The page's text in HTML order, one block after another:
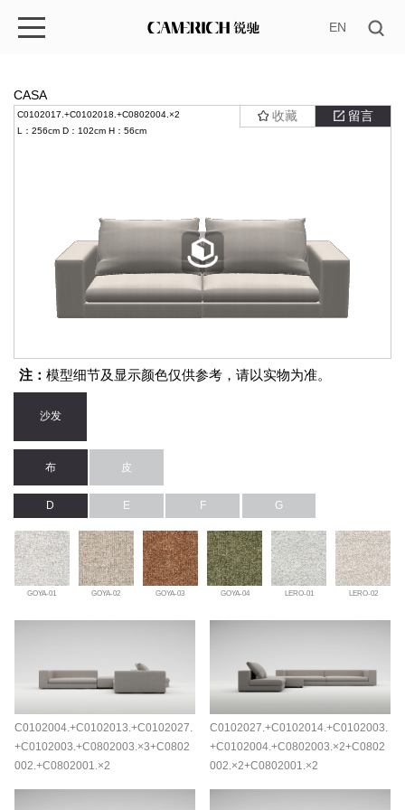
EN
CASA
C0102017.+C0102018.+C0802004.×2 收藏 留言
L：256cm D：102cm H：56cm
注： 模型细节及显示颜色仅供参考，请以实物为准。
沙发
布 皮
D E F G
GOYA-01 GOYA-02 GOYA-03 GOYA-04 LERO-01 LERO-02
C0102004.+C0102013.+C0102027.
+C0102003.+C0802003.×3+C0802
002.+C0802001.×2
C0102027.+C0102014.+C0102003.
+C0102004.+C0802003.×2+C0802
002.×2+C0802001.×2